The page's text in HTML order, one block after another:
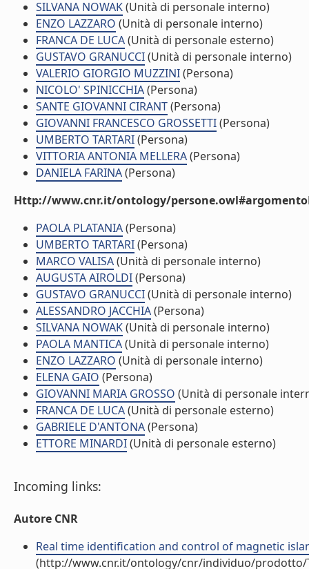
SILVANA NOWAK(Unità di personale interno)
ENZO LAZZARO (Unità di personale interno)
FRANCA DE LUCA(Unità di personale esterno)
GUSTAVO GRANUCCI(Unità di personale interno)
VALERIO GIORGIO MUZZINI(Persona)
NICOLO' SPINICCHIA(Persona)
SANTE GIOVANNI CIRANT(Persona)
GIOVANNI FRANCESCO GROSSETTI(Persona)
UMBERTO TARTARI(Persona)
VITTORIA ANTONIA MELLERA(Persona)
DANIELA FARINA(Persona)
Http://www.cnr.it/ontology/
PAOLA PLATANIA(Persona)
UMBERTO TARTARI(Persona)
MARCO VALISA(Unità di personale interno)
AUGUSTA AIROLDI(Persona)
GUSTAVO GRANUCCI(Unità di personale interno)
ALESSANDRO JACCHIA(Persona)
SILVANA NOWAK(Unità di personale interno)
PAOLA MANTICA(Unità di personale interno)
ENZO LAZZARO (Unità di personale interno)
ELENA GAIO (Persona)
GIOVANNI MARIA GROSSO (Unità di personale
FRANCA DE LUCA(Unità di personale esterno)
GABRIELE D'ANTONA(Persona)
ETTORE MINARDI(Unità di personale esterno)
Incoming links:
Autore CNR
Real time identification and control of magnetic
(http://www.cnr.it/ontology/cnr/individuo/prodotto/